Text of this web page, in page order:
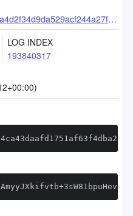
LOG INDEX
193840317